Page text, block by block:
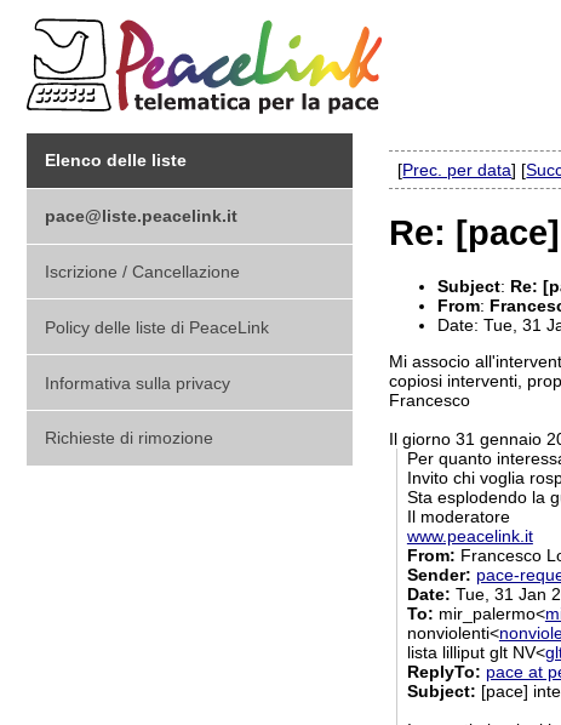
Elenco delle liste
pace@liste.peacelink.it
Iscrizione / Cancellazione
Policy delle liste di PeaceLink
Informativa sulla privacy
Richieste di rimozione
[Prec. per data] [
Re:
Subject: Re:
From:
Date: Tue, 31
Mi associo
copiosi interventi,
Francesco
Il giorno 31 gennaio
Per quanto
Invito chi voglia
Sta esplodendo la
Il moderatore
www.peacelink.it
From: Francesco
Sender: pace-
Date: Tue, 31 Jan
To: mir_palermo<
nonviolenti<
lista lilliput glt NV<
ReplyTo: pace at
Subject: [pace]